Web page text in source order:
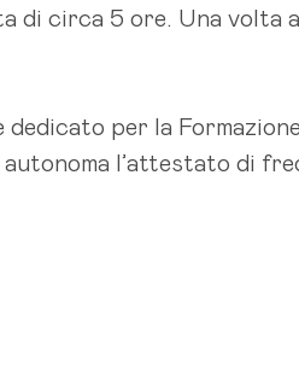
di circa 5 ore. Una
per la
l’attestato di